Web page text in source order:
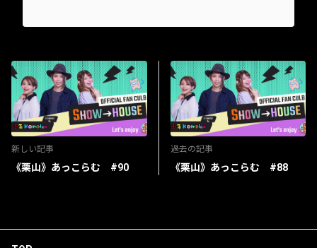
新しい記事
《栗山》あっこらむ #90
過去の記事
《栗山》あっこらむ #88